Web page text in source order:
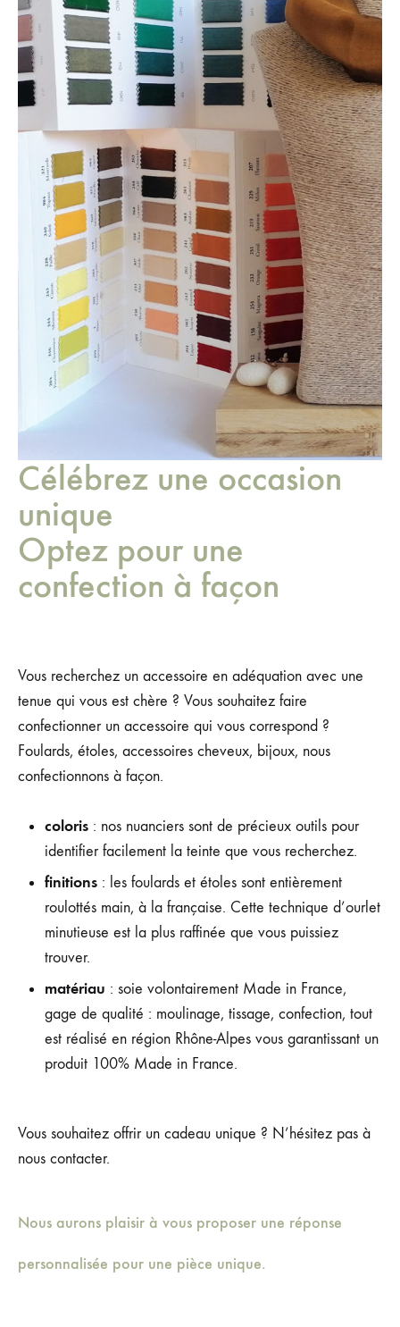
Célébrez une occasion
unique
Optez pour une
confection à façon
Vous recherchez un accessoire en adéquation avec une
tenue qui vous est chère ? Vous souhaitez faire
confectionner un accessoire qui vous correspond ?
Foulards, étoles, accessoires cheveux, bijoux, nous
confectionnons à façon.
coloris : nos nuanciers sont de précieux outils pour
identifier facilement la teinte que vous recherchez.
finitions : les foulards et étoles sont entièrement
roulottés main, à la française. Cette technique d’ourlet
minutieuse est la plus raffinée que vous puissiez
trouver.
matériau : soie volontairement Made in France,
gage de qualité : moulinage, tissage, confection, tout
est réalisé en région Rhône-Alpes vous garantissant un
produit 100% Made in France.
Vous souhaitez offrir un cadeau unique ? N’hésitez pas à
nous contacter.
Nous aurons plaisir à vous proposer une réponse
personnalisée pour une pièce unique.